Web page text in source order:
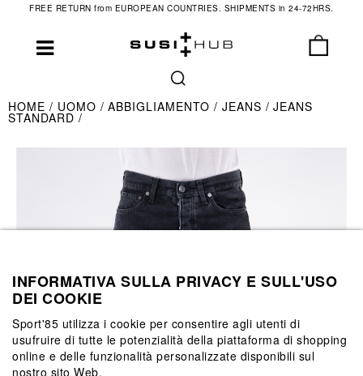
FREE RETURN from EUROPEAN COUNTRIES. SHIPMENTS in 24-72HRS.
HOME UOMO ABBIGLIAMENTO JEANS JEANS
STANDARD
INFORMATIVA SULLA PRIVACY E SULL'USO
DEI COOKIE
Sport'85 utilizza i cookie per consentire agli utenti di
usufruire di tutte le potenzialità della piattaforma di shopping
online e delle funzionalità personalizzate disponibili sul
nostro sito Web.